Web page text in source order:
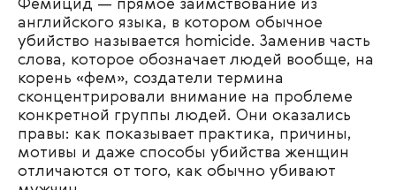
Фемицид — прямое заимствование из
английского языка, в котором обычное
убийство называется homicide. Заменив часть
слова, которое обозначает людей вообще, на
корень «фем», создатели термина
сконцентрировали внимание на проблеме
конкретной группы людей. Они оказались
правы: как показывает практика, причины,
мотивы и даже способы убийства женщин
отличаются от того, как обычно убивают